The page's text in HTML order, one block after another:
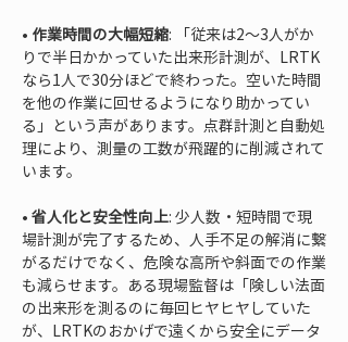
• 作業時間の大幅短縮: 「従来は2～3人がか
りで半日かかっていた出来形計測が、LRTK
なら1人で30分ほどで終わった。空いた時間
を他の作業に回せるようになり助かってい
る」という声があります。点群計測と自動処
理により、測量の工数が飛躍的に削減されて
• 省人化と安全性向上: 少人数・短時間で現
場計測が完了するため、人手不足の解消に繋
がるだけでなく、危険な高所や斜面での作業
も減らせます。ある現場監督は「険しい法面
の出来形を測るのに毎回ヒヤヒヤしていた
が、LRTKのおかげで遠くから安全にデータ